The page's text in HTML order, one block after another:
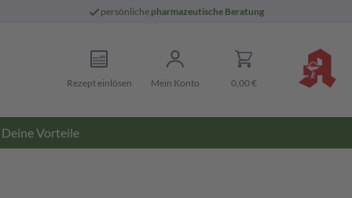
persönliche pharmazeutische Beratung
Rezept einlösen Mein Konto 0,00 €
Deine Vorteile